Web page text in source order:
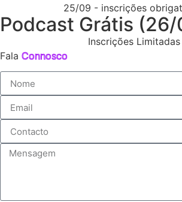
25/09 - inscrições
Podcast Grátis (26/
Inscrições Limitadas
Fala Connosco